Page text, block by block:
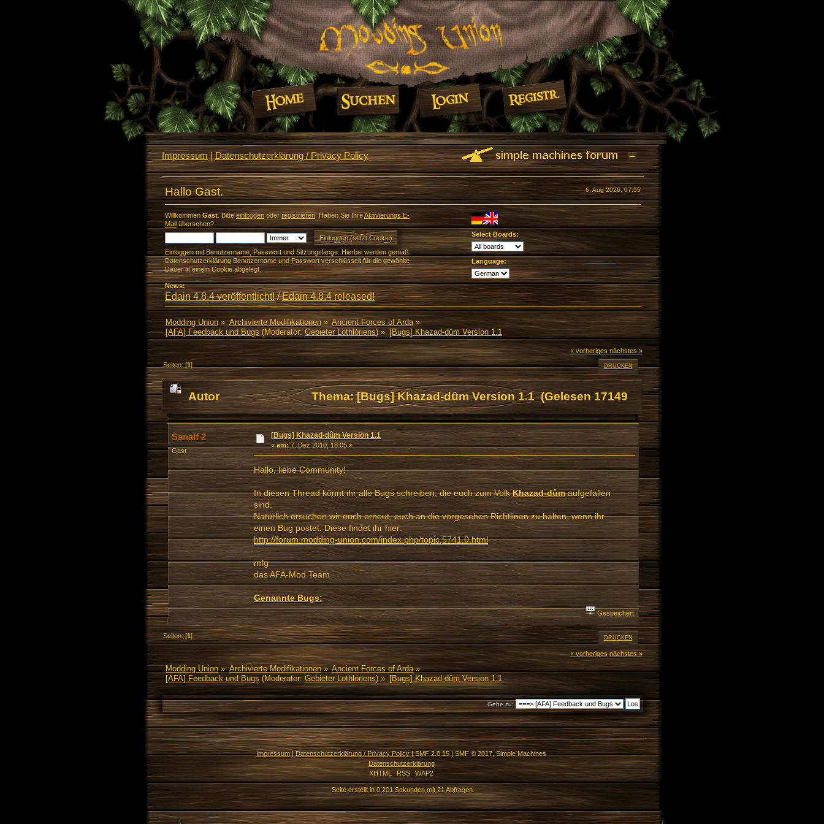
Impressum|Datenschutzerklärung / Privacy Policy
6. Aug 2026, 07:55
Hallo Gast.
Willkommen Gast. Bitte einloggenoderregistrieren. Haben Sie IhreAktivierungs E-
Mailübersehen?
Einloggen mit Benutzername, Passwort und Sitzungslänge. Hierbei werden gemäß
Datenschutzerklärung Benutzername und Passwort verschlüsselt für die gewählte
Dauer in einem Cookie abgelegt.
Select Boards:
Language:
News:
Edain 4.8.4 veröffentlicht!/Edain 4.8.4 released!
Modding Union» Archivierte Modifikationen» Ancient Forces of Arda»
[AFA] Feedback und Bugs(Moderator:Gebieter Lothlóriens) » [Bugs] Khazad-dûm Version 1.1
« vorheriges nächstes »
DRUCKEN
Seiten: [1]
Autor Thema: [Bugs] Khazad-dûm Version 1.1 (Gelesen 17149
mal)
Sanalf 2
Gast
[Bugs] Khazad-dûm Version 1.1
«am:7. Dez 2010, 18:05 »
Hallo, liebe Community!
In diesen Thread könnt ihr alle Bugs schreiben, die euch zum VolkKhazad-dûmaufgefallen
sind.
Natürlich ersuchen wir euch erneut, euch an die vorgesehen Richtlinen zu halten, wenn ihr
einen Bug postet. Diese findet ihr hier:
http://forum.modding-union.com/index.php/topic,5741.0.html
mfg
das AFA-Mod Team
Genannte Bugs:
Gespeichert
DRUCKEN
Seiten: [1]
« vorheriges nächstes »
Modding Union» Archivierte Modifikationen» Ancient Forces of Arda»
[AFA] Feedback und Bugs(Moderator:Gebieter Lothlóriens) » [Bugs] Khazad-dûm Version 1.1
Gehe zu:
Impressum|Datenschutzerklärung / Privacy Policy|SMF 2.0.15|SMF © 2017,Simple Machines
Datenschutzerklärung
XHTML
RSS WAP2
Seite erstellt in 0.201 Sekunden mit 21 Abfragen.